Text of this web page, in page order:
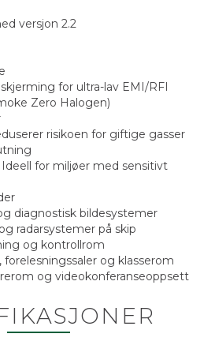
versjon 2.2
for ultra-lav EMI/RFI
Zero Halogen)
risikoen for giftige gasser
for miljøer med sensitivt
diagnostisk bildesystemer
radarsystemer på skip
og kontrollrom
og klasserom
og videokonferanseoppsett